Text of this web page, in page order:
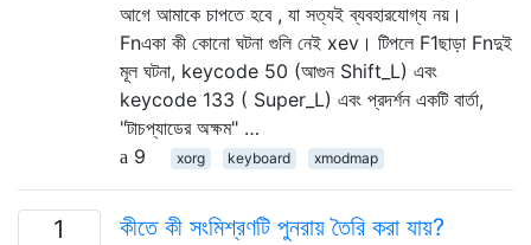
আগে আমাকে চাপতে হবে , যা সত্যই ব্যবহারযোগ্য নয়।
Fnএকা কী কোনো ঘটনা গুলি নেই xev। টিপলে F1ছাড়া Fnদুই
মূল ঘটনা, keycode 50 (আগুন Shift_L) এবং
keycode 133 ( Super_L) এবং প্রদর্শন একটি বার্তা,
"টাচপ্যাডের অক্ষম" …
9
xorg keyboard xmodmap
1 কীতে কী সংমিশ্রণটি পুনরায় তৈরি করা যায়?